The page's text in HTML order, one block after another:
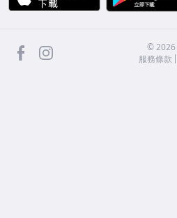
facebook ©2026
服務條款